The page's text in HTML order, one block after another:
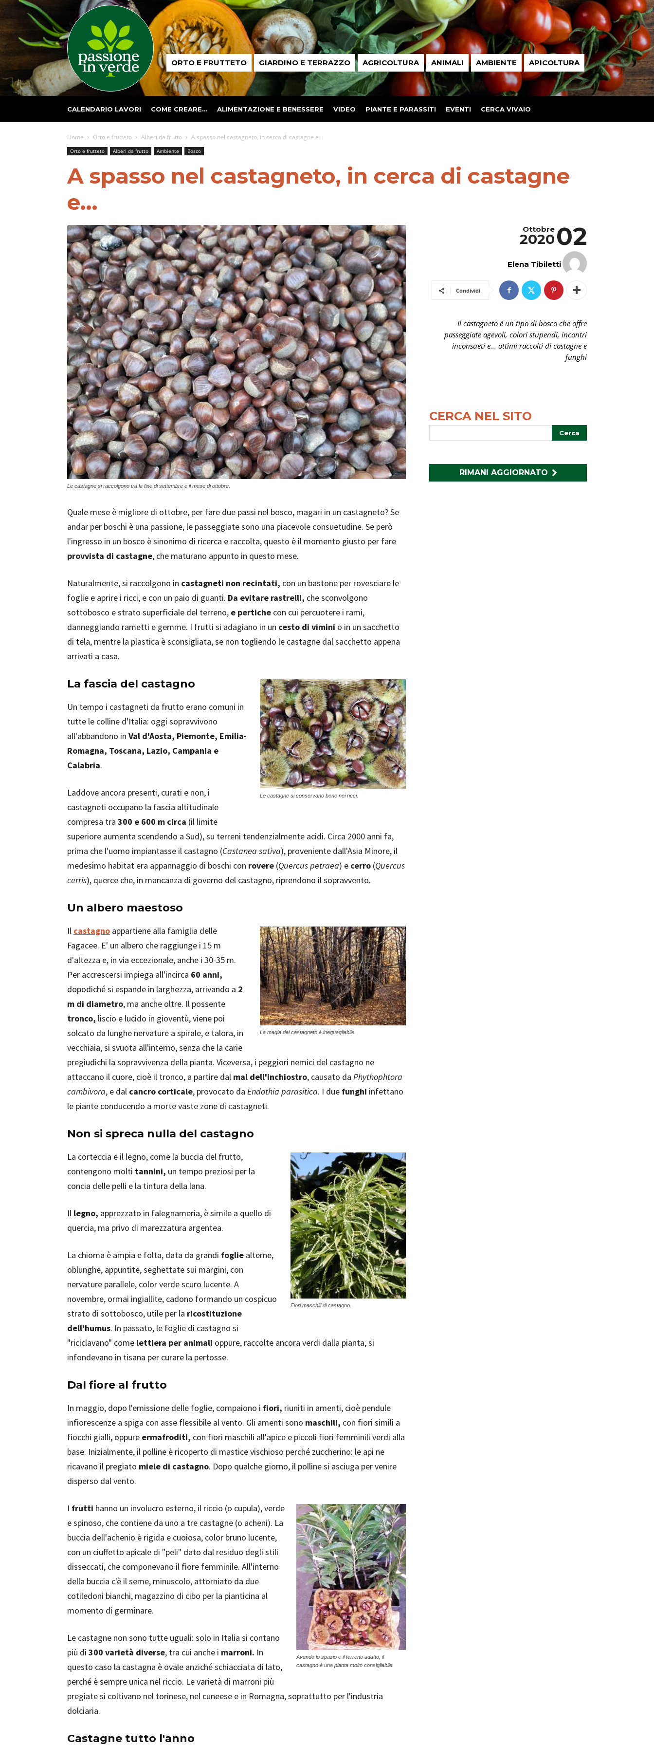
Passione
in ORTO E FRUTTETO GIARDINO E TERRAZZO AGRICOLTURA ANIMALI AMBIENTE APICOLTURA
CALENDARIO LAVORI COME CREARE… ALIMENTAZIONE E BENESSERE VIDEO PIANTE E PARASSITI EVENTI CERCA VIVAIO
Home Orto e frutteto Alberi da frutto A spasso nel castagneto, in cerca di castagne e…
Orto e frutteto Alberi da frutto Ambiente Bosco
A spasso nel castagneto, in cerca di castagne
e…
Le castagne si raccolgono tra la fine di settembre e il mese di ottobre.
Quale mese è migliore di ottobre, per fare due passi nel bosco, magari in un castagneto? Se
andar per boschi è una passione, le passeggiate sono una piacevole consuetudine. Se però
l'ingresso in un bosco è sinonimo di ricerca e raccolta, questo è il momento giusto per fare
provvista di castagne, che maturano appunto in questo mese.
Naturalmente, si raccolgono in castagneti non recintati, con un bastone per rovesciare le
foglie e aprire i ricci, e con un paio di guanti. Da evitare rastrelli, che sconvolgono
sottobosco e strato superficiale del terreno, e pertiche con cui percuotere i rami,
danneggiando rametti e gemme. I frutti si adagiano in un cesto di vimini o in un sacchetto
di tela, mentre la plastica è sconsigliata, se non togliendo le castagne dal sacchetto appena
arrivati a casa.
Le castagne si conservano bene nei ricci.
La fascia del castagno
Un tempo i castagneti da frutto erano comuni in
tutte le colline d'Italia: oggi sopravvivono
all'abbandono in Val d'Aosta, Piemonte, Emilia-
Romagna, Toscana, Lazio, Campania e
Calabria.
Laddove ancora presenti, curati e non, i
castagneti occupano la fascia altitudinale
compresa tra 300 e 600 m circa (il limite
superiore aumenta scendendo a Sud), su terreni tendenzialmente acidi. Circa 2000 anni fa,
prima che l'uomo impiantasse il castagno (Castanea sativa), proveniente dall'Asia Minore, il
medesimo habitat era appannaggio di boschi con rovere (Quercus petraea) e cerro (Quercus
cerris), querce che, in mancanza di governo del castagno, riprendono il sopravvento.
Un albero maestoso
La magia del castagneto è ineguagliabile.
Il castagno appartiene alla famiglia delle
Fagacee. E' un albero che raggiunge i 15 m
d'altezza e, in via eccezionale, anche i 30-35 m.
Per accrescersi impiega all'incirca 60 anni,
dopodiché si espande in larghezza, arrivando a 2
m di diametro, ma anche oltre. Il possente
tronco, liscio e lucido in gioventù, viene poi
solcato da lunghe nervature a spirale, e talora, in
vecchiaia, si svuota all'interno, senza che la carie
pregiudichi la sopravvivenza della pianta. Viceversa, i peggiori nemici del castagno ne
attaccano il cuore, cioè il tronco, a partire dal mal dell'inchiostro, causato da Phythophtora
cambivora, e dal cancro corticale, provocato da Endothia parasitica. I due funghi infettano
le piante conducendo a morte vaste zone di castagneti.
Non si spreca nulla del castagno
Fiori maschili di castagno.
La corteccia e il legno, come la buccia del frutto,
contengono molti tannini, un tempo preziosi per la
concia delle pelli e la tintura della lana.
Il legno, apprezzato in falegnameria, è simile a quello di
quercia, ma privo di marezzatura argentea.
La chioma è ampia e folta, data da grandi foglie alterne,
oblunghe, appuntite, seghettate sui margini, con
nervature parallele, color verde scuro lucente. A
novembre, ormai ingiallite, cadono formando un cospicuo
strato di sottobosco, utile per la ricostituzione
dell'humus. In passato, le foglie di castagno si
"riciclavano" come lettiera per animali oppure, raccolte ancora verdi dalla pianta, si
infondevano in tisana per curare la pertosse.
Dal fiore al frutto
In maggio, dopo l'emissione delle foglie, compaiono i fiori, riuniti in amenti, cioè pendule
infiorescenze a spiga con asse flessibile al vento. Gli amenti sono maschili, con fiori simili a
fiocchi gialli, oppure ermafroditi, con fiori maschili all'apice e piccoli fiori femminili verdi alla
base. Inizialmente, il polline è ricoperto di mastice vischioso perché zuccherino: le api ne
ricavano il pregiato miele di castagno. Dopo qualche giorno, il polline si asciuga per venire
disperso dal vento.
Avendo lo spazio e il terreno adatto, il
castagno è una pianta molto consigliabile.
I frutti hanno un involucro esterno, il riccio (o cupula), verde
e spinoso, che contiene da uno a tre castagne (o acheni). La
buccia dell'achenio è rigida e cuoiosa, color bruno lucente,
con un ciuffetto apicale di "peli" dato dal residuo degli stili
disseccati, che componevano il fiore femminile. All'interno
della buccia c'è il seme, minuscolo, attorniato da due
cotiledoni bianchi, magazzino di cibo per la pianticina al
momento di germinare.
Le castagne non sono tutte uguali: solo in Italia si contano
più di 300 varietà diverse, tra cui anche i marroni. In
questo caso la castagna è ovale anziché schiacciata di lato,
perché è sempre unica nel riccio. Le varietà di marroni più
pregiate si coltivano nel torinese, nel cuneese e in Romagna, soprattutto per l'industria
dolciaria.
Castagne tutto l'anno
02
Ottobre
2020
Elena Tibiletti
Condividi
Il castagneto è un tipo di bosco che offre
passeggiate agevoli, colori stupendi, incontri
inconsueti e... ottimi raccolti di castagne e
funghi
CERCA NEL SITO
RIMANI AGGIORNATO